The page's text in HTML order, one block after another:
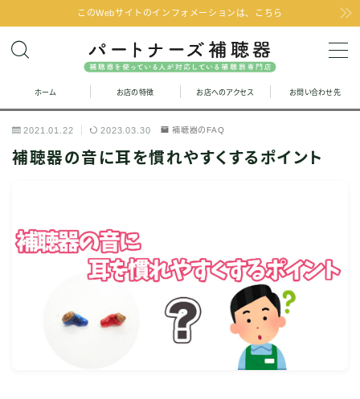
このWebサイトのインフォメーションは、こちら
MENU
お問い合わせ
お店の特徴
聞こえの改善と補聴器のFAQ
ホーム お店の特徴 お店へのアクセス お問い合わせ先
2021.01.22 2023.03.30 補聴器のFAQ
補聴器の音に耳を慣れやすくするポイント